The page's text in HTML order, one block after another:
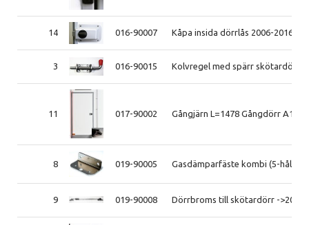
14 016-90007 Kåpa insida dörrlås 2006-2016
3 016-90015 Kolvregel med spärr skötardörr
11 017-90002 Gångjärn L=1478 Gångdörr A10-
8 019-90005 Gasdämparfäste kombi (5-hål)
9 019-90008 Dörrbroms till skötardörr -